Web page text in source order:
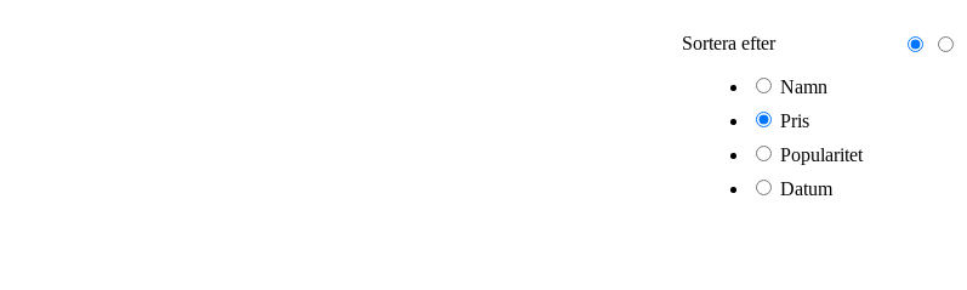
Sortera efter
Namn
Pris
Popularitet
Datum